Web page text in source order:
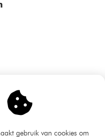
gebruik van cookies om